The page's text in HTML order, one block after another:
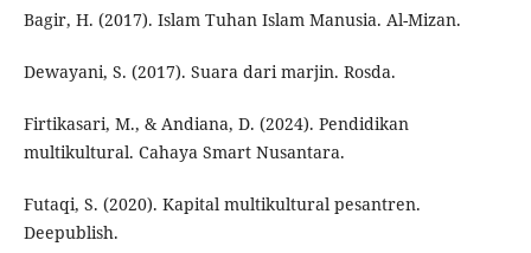
Bagir, H. (2017). Islam Tuhan Islam Manusia. Al-Mizan.
Dewayani, S. (2017). Suara dari marjin. Rosda.
Firtikasari, M., & Andiana, D. (2024). Pendidikan
multikultural. Cahaya Smart Nusantara.
Futaqi, S. (2020). Kapital multikultural pesantren.
Deepublish.